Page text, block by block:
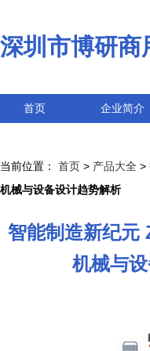
深圳市博研商
首页 企业简介
当前位置： 首页 > 产品大全 >
机械与设备设计趋势解析
智能制造新纪元
机械与